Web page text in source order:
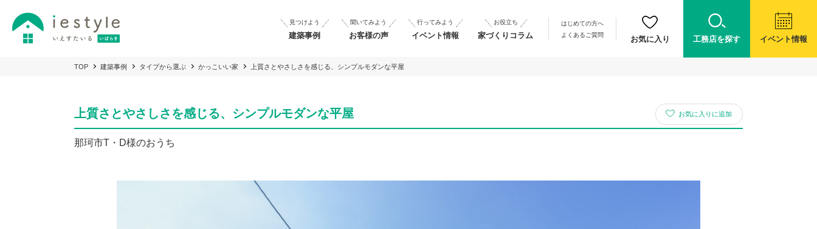
見つけよう
建築事例
聞いてみよう
お客様の声
行ってみよう
イベント情報
お役立ち
家づくりコラム
はじめての方へ
よくあるご質問
お気に入り 工務店を探す イベント情報
TOP 建築事例 タイプから選ぶ かっこいい家 上質さとやさしさを感じる、シンプルモダンな平屋
上質さとやさしさを感じる、シンプルモダンな平屋
那珂市T・D様のおうち
お気に入りに追加